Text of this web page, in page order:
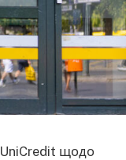
UniCredit щодо